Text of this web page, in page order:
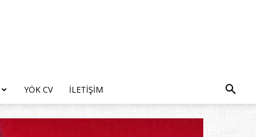
YÖK CV İLETIŞIM